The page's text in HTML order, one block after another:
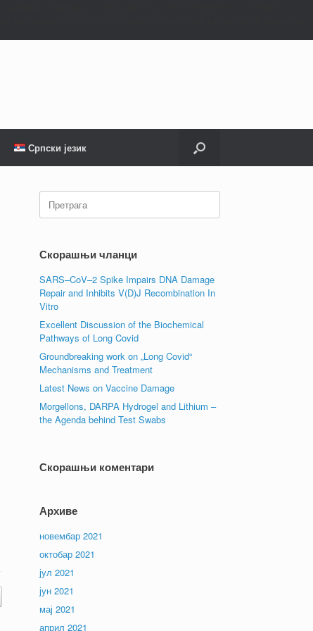
Српски језик
Претрага:
Скорашњи чланци
SARS–CoV–2 Spike Impairs DNA Damage
Repair and Inhibits V(D)J Recombination In
Vitro
Excellent Discussion of the Biochemical
Pathways of Long Covid
Groundbreaking work on „Long Covid“
Mechanisms and Treatment
Latest News on Vaccine Damage
Morgellons, DARPA Hydrogel and Lithium –
the Agenda behind Test Swabs
Скорашњи коментари
Архиве
новембар 2021
октобар 2021
јул 2021
јун 2021
мај 2021
април 2021